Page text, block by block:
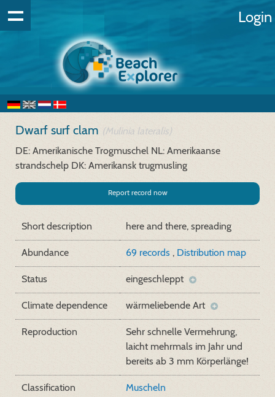
Login
Dwarf surf clam (Mulinia lateralis)
DE: Amerikanische Trogmuschel NL: Amerikaanse
strandschelp DK: Amerikansk trugmusling
Report record now
Short description here and there, spreading
Abundance 69 records , Distribution map
Status eingeschleppt
Climate dependence wärmeliebende Art
Reproduction
Sehr schnelle Vermehrung,
laicht mehrmals im Jahr und
bereits ab 3 mm Körperlänge!
Classification
Muscheln